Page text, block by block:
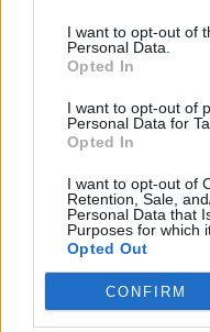
I want to opt-out of
Personal Data.
Opted In
I want to opt-out of
Personal Data for
Opted In
I want to opt-out of
Retention, Sale,
Personal Data that
Purposes for which
Opted Out
CONFIRM
Donatas siūlo
kuriam
citrinų griežinėlių,
kelių agurkų